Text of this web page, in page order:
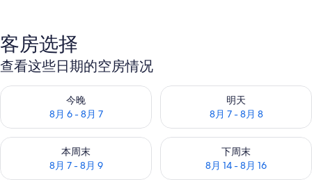
客房选择
查看这些日期的空房情况
今晚
8月 6 - 8月 7
查看今晚的空房情况：8月 6 - 8月 7
明天
8月 7 - 8月 8
查看明天的空房情况：8月 7 -
本周末
8月 7 - 8月 9
查看本周末的空房情况：8月 7 - 8月 9
下周末
8月 14 - 8月 16
查看下周末的空房情况：8月